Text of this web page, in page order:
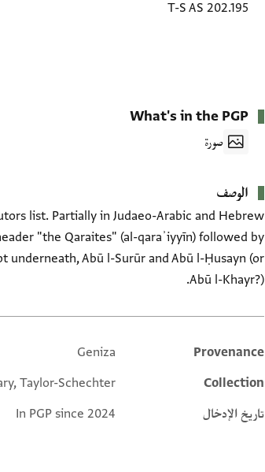
T-S AS 202.195
What's in the PGP
صورة
الوصف
list. Partially in Judaeo-Arabic and Hebrew
"the Qaraites" (al-qaraʾiyyīn) followed by
underneath, Abū l-Surūr and Abū l-Ḥusayn (or
Abū l-Khayr?).
Additional metadata
Provenance
Geniza
Collection
Taylor-Schechter
تاريخ الإدخال
In PGP since 2024